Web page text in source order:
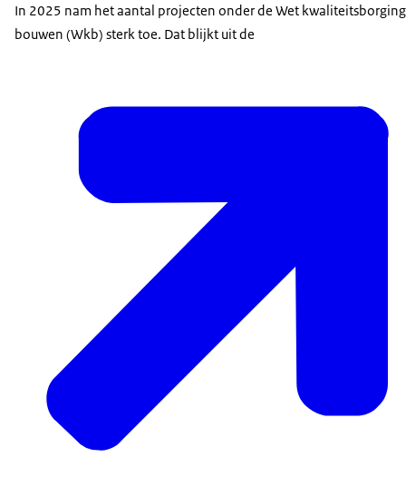
In 2025 nam het aantal projecten onder de Wet
bouwen (Wkb) sterk toe. Dat blijkt uit de